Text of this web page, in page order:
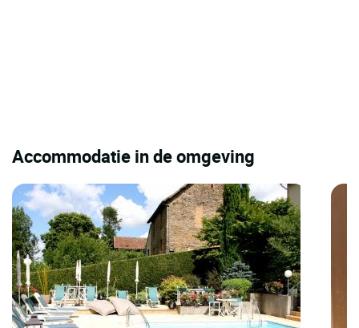
Accommodatie in de omgeving